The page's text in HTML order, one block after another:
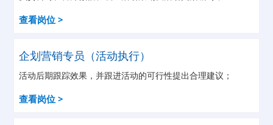
查看岗位 >
企划营销专员（活动执行）
活动后期跟踪效果，并跟进活动的可行性提出合理建议；
查看岗位 >